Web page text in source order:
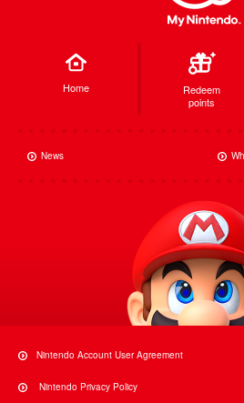
Home
Redeem
points
News
Nintendo Account User Agreement
Nintendo Privacy Policy